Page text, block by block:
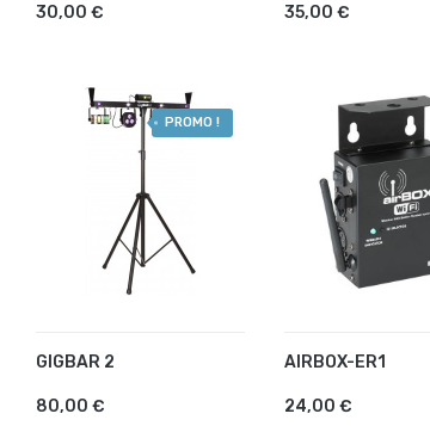
30,00 € 35,00 €
PROMO !
GIGBAR 2
80,00 €
AJOUTER AU PANIER AIRBOX-ER1
24,00 €
AJOUTER AU